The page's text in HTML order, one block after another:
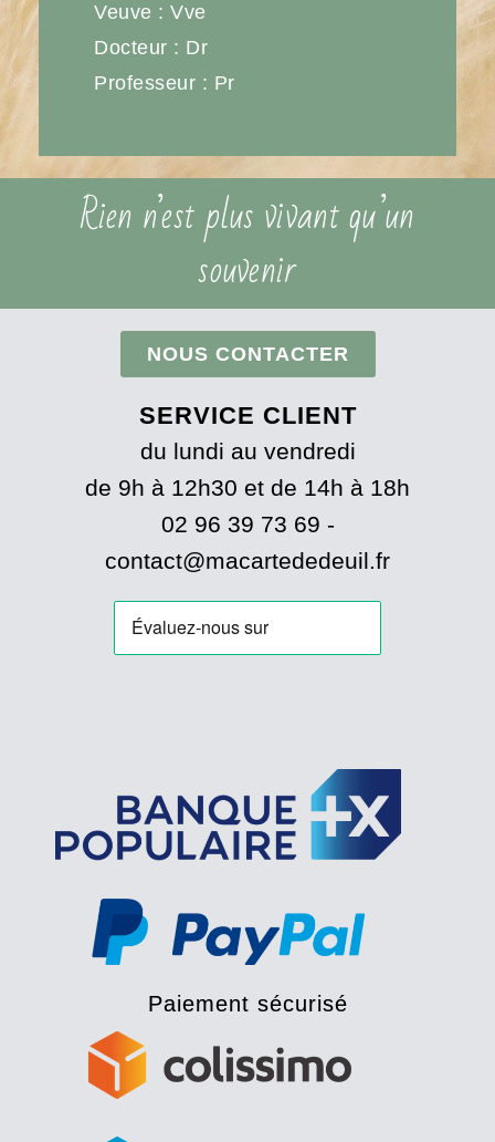
Veuve : Vve
Docteur : Dr
Professeur : Pr
Rien n’est plus vivant qu’un
souvenir
NOUS CONTACTER
SERVICE CLIENT
du lundi au vendredi
de 9h à 12h30 et de 14h à 18h
02 96 39 73 69 -
contact@macartededeuil.fr
Paiement sécurisé